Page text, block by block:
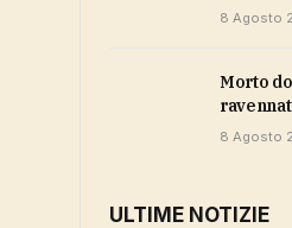
8 Agosto
Morto dopo un pestaggio nel
8 Agosto
ULTIME NOTIZIE